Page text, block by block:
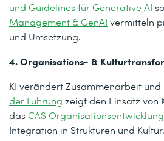
und Guidelines für Generative AI
Management & GenAI vermitteln
und Umsetzung.
4. Organisations- &
KI verändert Zusammenarbeit und
der Führung zeigt den Einsatz von
das CAS Organisationsentwicklung
Integration in Strukturen und Kultur.